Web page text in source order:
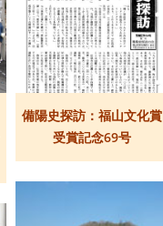
備陽史探訪：福山文化賞
受賞記念69号